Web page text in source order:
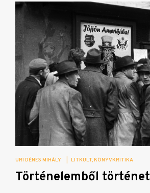
URI DÉNES MIHÁLY LITKULT KÖNYVKRITIKA
Történelemből történet